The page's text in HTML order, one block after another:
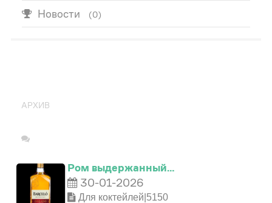
Новости (0)
АРХИВ
Ром выдержанный…
30-01-2026
Для коктейлей|5150